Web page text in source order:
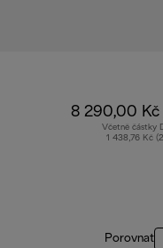
8 290,00 Kč
Včetně částky
1 438,76 Kč
Porovnat